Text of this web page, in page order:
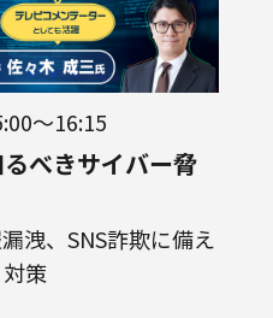
～16:15
べきサイバー脅
洩、SNS詐欺に備え
策